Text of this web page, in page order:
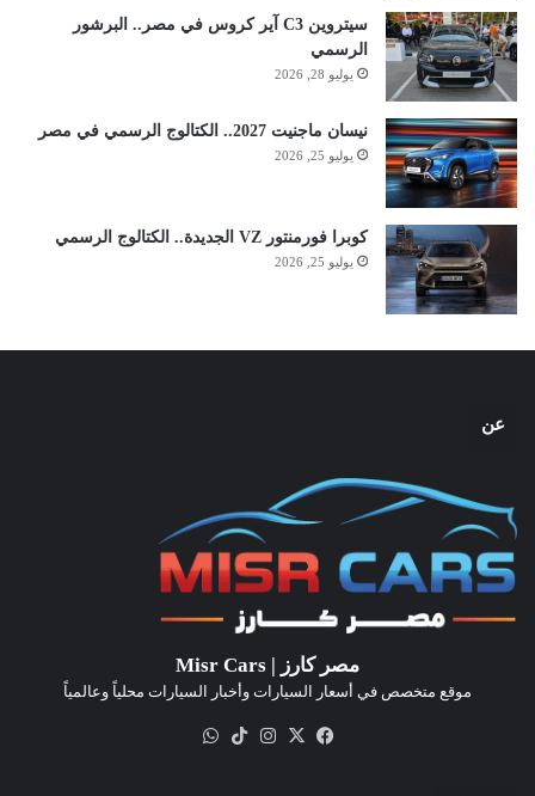
سيتروين C3 آير كروس في مصر.. البرشور
الرسمي
يوليو 28, 2026
نيسان ماجنيت 2027.. الكتالوج الرسمي في مصر
يوليو 25, 2026
كوبرا فورمنتور VZ الجديدة.. الكتالوج الرسمي
يوليو 25, 2026
عن
مصر كارز | Misr Cars
موقع متخصص في أسعار السيارات وأخبار السيارات محلياً وعالمياً
فيسبوك
‫X انستقرام‫TikTok